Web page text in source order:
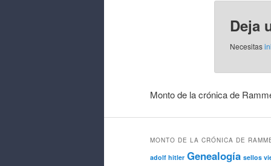
Deja
Necesitas
Monto de la crónica de
MONTO DE LA CRÓNICA DE
adolf hitler Genealogía sellos